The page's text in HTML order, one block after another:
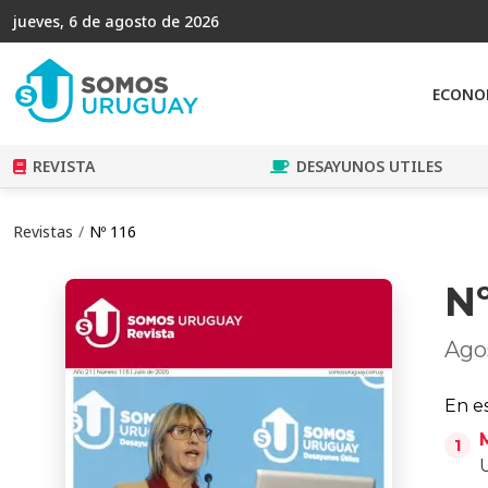
jueves, 6 de agosto de 2026
REVISTA DESAYUNOS UTILES
Revistas Nº 116
En